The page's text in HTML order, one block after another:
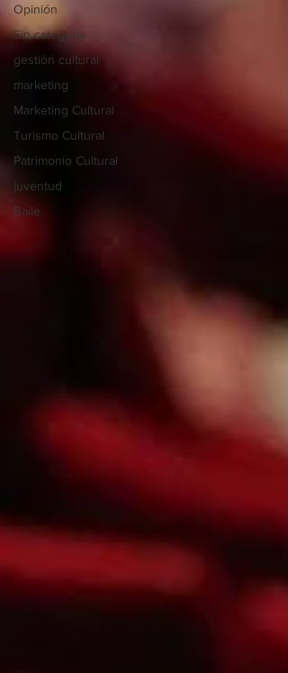
Opinión
Sin categoría
gestión cultural
marketing
Marketing Cultural
Turismo Cultural
Patrimonio Cultural
juventud
Baile